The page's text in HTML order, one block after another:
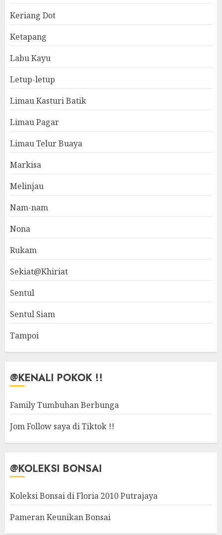
Keriang Dot
Ketapang
Labu Kayu
Letup-letup
Limau Kasturi Batik
Limau Pagar
Limau Telur Buaya
Markisa
Melinjau
Nam-nam
Nona
Rukam
Sekiat@Khiriat
Sentul
Sentul Siam
Tampoi
@KENALI POKOK !!
Family Tumbuhan Berbunga
Jom Follow saya di Tiktok !!
@KOLEKSI BONSAI
Koleksi Bonsai di Floria 2010 Putrajaya
Pameran Keunikan Bonsai